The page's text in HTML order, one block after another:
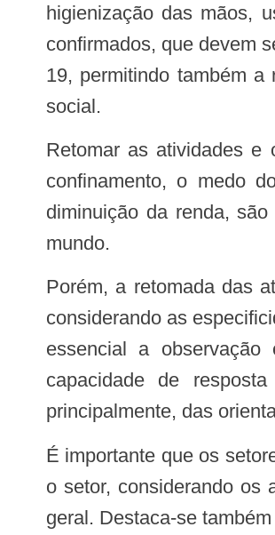
higienização das mãos,
confirmados, que devem
19, permitindo também
social.
Retomar as atividades e o convívio social são também fatores de promoção da saúde mental das pessoas, uma vez que o
confinamento, o medo
diminuição da renda,
mundo.
Porém, a retomada das atividades deve ocorrer de forma segura, gradativa, planejada, regionalizada, monitorada e dinâmica,
considerando as
essencial a
capacidade de
principalmente, das
É importante que os setores de atividades elaborem e divulguem protocolos específicos de acordo com os riscos avaliados para
o setor, considerando os
geral. Destaca-se